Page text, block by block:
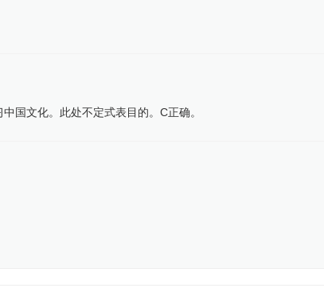
国文化。此处不定式表目的。C正确。